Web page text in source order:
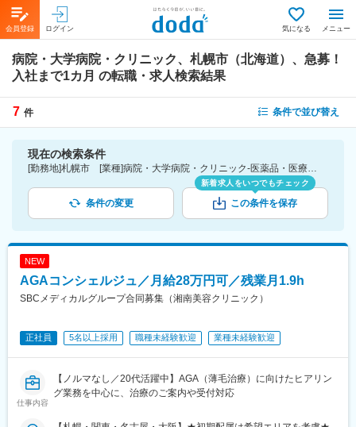
会員登録 ログイン 気になる メニュー
病院・大学病院・クリニック、札幌市（北海道）、急募！
入社まで1カ月 の転職・求人検索結果
7 件 条件で並び替え
現在の検索条件
[勤務地]札幌市 [業種]病院・大学病院・クリニック-医薬品・医療機器・ライフサイエンス・医療系サービス [詳細条件](募集・採用情報)急募！入社まで1カ月
条件の変更
新着求人をいつでもチェック
この条件を保存
NEW
AGAコンシェルジュ／月給28万円可／残業月1.9h
SBCメディカルグループ合同募集（湘南美容クリニック）
正社員 5名以上採用 職種未経験歓迎 業種未経験歓迎
仕事内容
【ノルマなし／20代活躍中】AGA（薄毛治療）に向けたヒアリン
グ業務を中心に、治療のご案内や受付対応